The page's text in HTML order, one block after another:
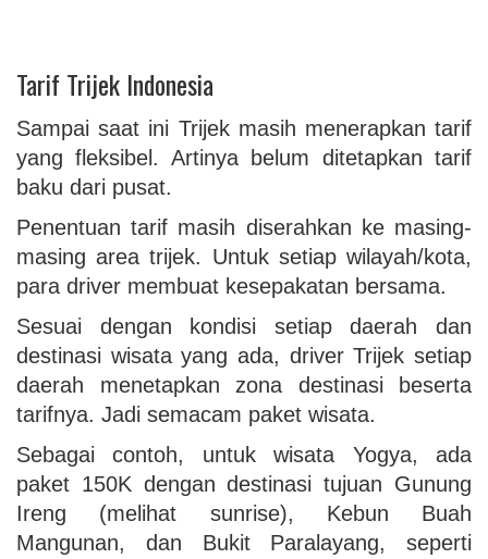
Tarif Trijek Indonesia
Sampai saat ini Trijek masih menerapkan tarif
yang fleksibel. Artinya belum ditetapkan tarif
baku dari pusat.
Penentuan tarif masih diserahkan ke masing-
masing area trijek. Untuk setiap wilayah/kota,
para driver membuat kesepakatan bersama.
Sesuai dengan kondisi setiap daerah dan
destinasi wisata yang ada, driver Trijek setiap
daerah menetapkan zona destinasi beserta
tarifnya. Jadi semacam paket wisata.
Sebagai contoh, untuk wisata Yogya, ada
paket 150K dengan destinasi tujuan Gunung
Ireng (melihat sunrise), Kebun Buah
Mangunan, dan Bukit Paralayang, seperti